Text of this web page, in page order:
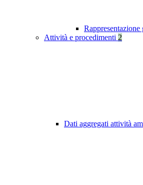
Rappresentazione
Attività e procedimenti 2
Dati aggregati attività